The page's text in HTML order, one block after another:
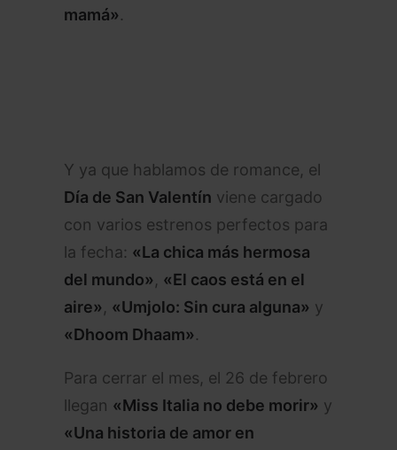
mamá».
Y ya que hablamos de romance, el
Día de San Valentín viene cargado
con varios estrenos perfectos para
la fecha: «La chica más hermosa
del mundo», «El caos está en el
aire», «Umjolo: Sin cura alguna» y
«Dhoom Dhaam».
Para cerrar el mes, el 26 de febrero
llegan «Miss Italia no debe morir» y
«Una historia de amor en